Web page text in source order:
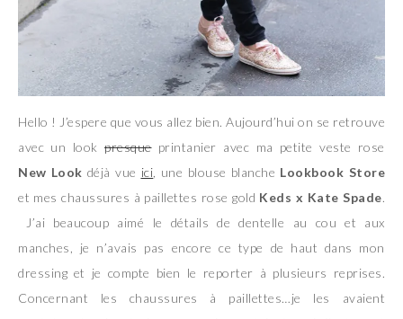
Hello ! J’espere que vous allez bien. Aujourd’hui on se retrouve
avec un look presqueprintanier avec ma petite veste rose
New Look déjà vue ici , une blouse blanche Lookbook Store
et mes chaussures à paillettes rose gold Keds x Kate Spade.
J’ai beaucoup aimé le détails de dentelle au cou et aux
manches, je n’avais pas encore ce type de haut dans mon
dressing et je compte bien le reporter à plusieurs reprises.
Concernant les chaussures à paillettes…je les avaient